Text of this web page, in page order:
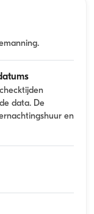
data. De
en